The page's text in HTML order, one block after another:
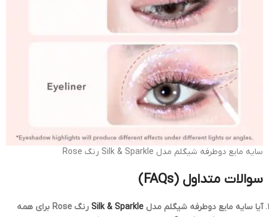
سایه مایع دوطرفه شیگلم مدل Silk & Sparkle رنگ Rose
سوالات متداول (FAQs)
آیا سایه مایع دوطرفه شیگلم مدل Silk & Sparkle
رنگ Rose برای همه